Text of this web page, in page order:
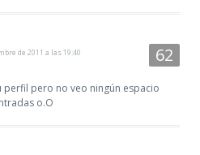
de 2011 a las 19:40
pero no veo ningún espacio
o.O